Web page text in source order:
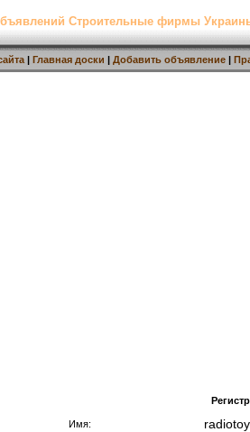
Строительные фирмы
| Главная доски | Добавить объявление |
Имя: